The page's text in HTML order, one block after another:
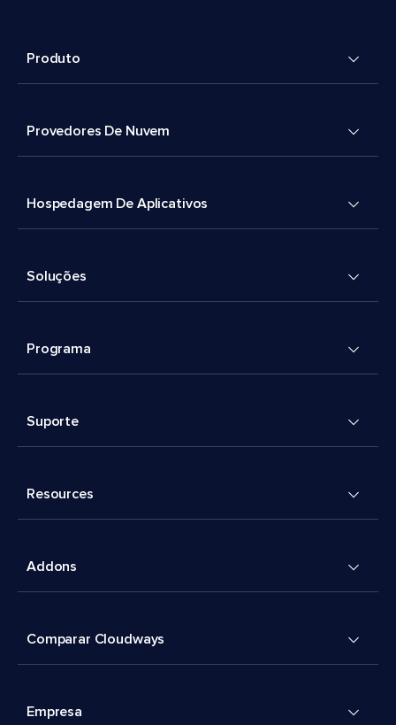
Produto
Provedores De Nuvem
Hospedagem De Aplicativos
Soluções
Programa
Suporte
Resources
Addons
Comparar Cloudways
Empresa